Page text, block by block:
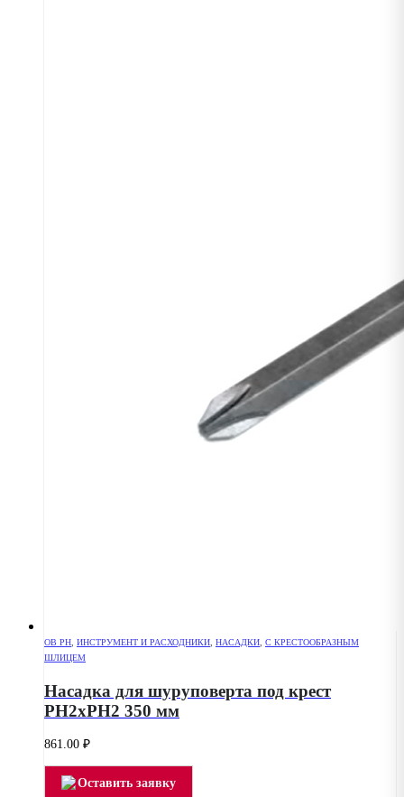
OB PH ИНСТРУМЕНТ И РАСХОДНИКИ НАСАДКИ С КРЕСТООБРАЗНЫМ
ШЛИЦЕМ
Насадка для шуруповерта под крест
РН2хPH2 350 мм
861.00 ₽
Оставить заявку